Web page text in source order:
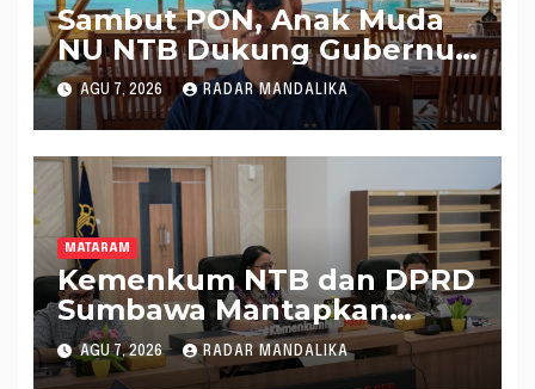
Sambut PON, Anak Muda
NU NTB Dukung Gubernur
Pimpin KONI NTB
AGU 7, 2026 RADAR MANDALIKA
MATARAM
Kemenkum NTB dan DPRD
Sumbawa Mantapkan
Rencana Pembentukan 8
Raperda Inisiatif
AGU 7, 2026 RADAR MANDALIKA